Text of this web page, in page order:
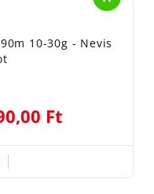
10-30g - Nevis
Ft